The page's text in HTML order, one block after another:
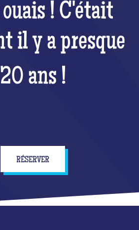
! C'était
il y a presque
20 ans !
RÉSERVER